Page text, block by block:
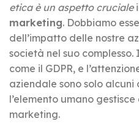
etica è un aspetto cruciale
marketing. Dobbiamo
dell’impatto delle nostre
società nel suo
come il GDPR, e
aziendale sono solo
l’elemento umano
marketing.